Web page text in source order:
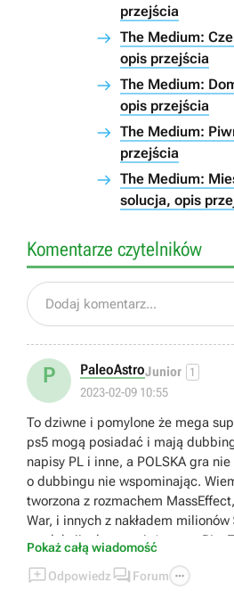
przejścia
The Medium:
opis przejścia
The Medium:
opis przejścia
The Medium:
przejścia
The Medium:
solucja, opis
Komentarze czytelników
Dodaj komentarz...
P PaleoAstroJunior 1
2023-02-09 10:55
To dziwne i pomylone że mega
ps5 mogą posiadać i mają
napisy PL i inne, a POLSKA gra
o dubbingu nie wspominając.
tworzona z rozmachem
War, i innych z nakładem milionów
produkcji, ale przecież to gra PL..
dubbingu.. A ta gra ma tylko i
Pokaż całą wiadomość
Odpowiedz  Forum 